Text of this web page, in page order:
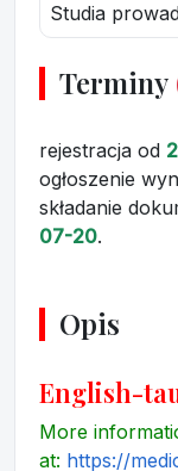
Studia
Terminy
rejestracja od
ogłoszenie
składanie
07-20.
Opis
English-
More
at: https://